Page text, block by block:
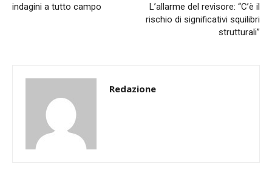
indagini a tutto campo
L’allarme del revisore: “C’è il
rischio di significativi squilibri
strutturali”
Redazione